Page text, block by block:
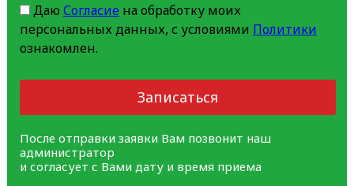
Даю Согласиена обработку моих
персональных данных, с условиями Политики
ознакомлен.
Записаться
После отправки заявки Вам позвонит наш
администратор
и согласует с Вами дату и время приема